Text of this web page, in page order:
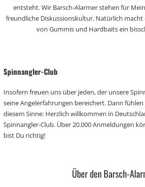
entsteht. Wir Barsch-Alarmer stehen für
freundliche Diskussionskultur. Natürlich
von Gummis und Hardbaits ein
Spinnangler-Club
Insofern freuen uns über jeden, der unsere
seine Angelerfahrungen bereichert. Dann
diesem Sinne: Herzlich willkommen in
Spinnangler-Club. Über 20.000 Anmeldungen
bist Du richtig!
Über den Barsch-